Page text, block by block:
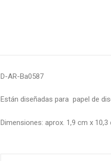
D-AR-Ba0587
Están diseñadas para papel de
Dimensiones: aprox. 1,9 cm x 10,3